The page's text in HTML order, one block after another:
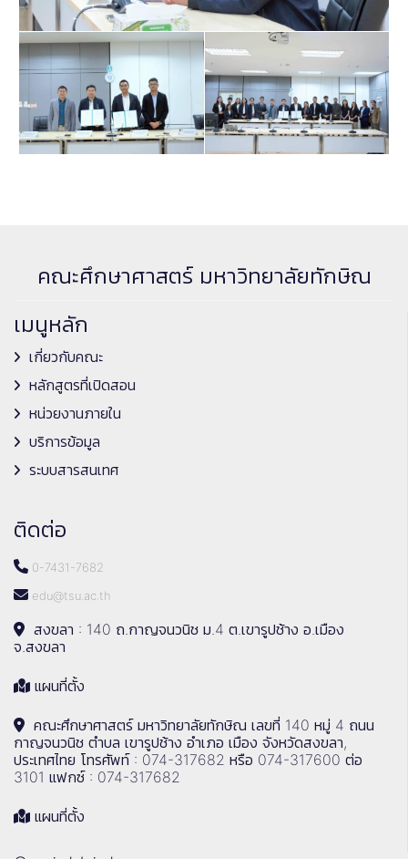
คณะศึกษาศาสตร์ มหาวิทยาลัยทักษิณ
เมนูหลัก
เกี่ยวกับคณะ
หลักสูตรที่เปิดสอน
หน่วยงานภายใน
บริการข้อมูล
ระบบสารสนเทศ
ติดต่อ
0-7431-7682
edu@tsu.ac.th
สงขลา : 140 ถ.กาญจนวนิช ม.4 ต.เขารูปช้าง อ.เมือง
จ.สงขลา
แผนที่ตั้ง
คณะศึกษาศาสตร์ มหาวิทยาลัยทักษิณ เลขที่ 140 หมู่ 4 ถนน
กาญจนวนิช ตำบล เขารูปช้าง อำเภอ เมือง จังหวัดสงขลา,
ประเทศไทย โทรศัพท์ : 074-317682 หรือ 074-317600 ต่อ
3101 แฟกซ์ : 074-317682
แผนที่ตั้ง